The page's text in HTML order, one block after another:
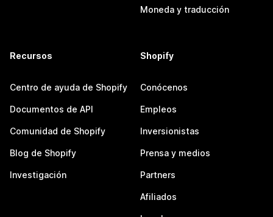
Moneda y traducción
Recursos
Centro de ayuda de Shopify
Documentos de API
Comunidad de Shopify
Blog de Shopify
Investigación
Shopify
Conócenos
Empleos
Inversionistas
Prensa y medios
Partners
Afiliados